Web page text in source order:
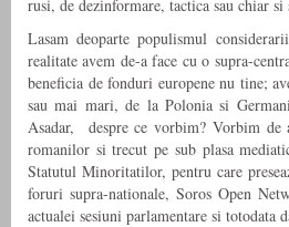
rusi, de dezinformare, tactica sau chiar
Lasam deoparte populismul
realitate avem de-a face cu o supra-
beneficia de fonduri europene nu tine;
sau mai mari, de la Polonia si
Asadar, despre ce vorbim? Vorbim
romanilor si trecut pe sub plasa
Statutul Minoritatilor, pentru care
foruri supra-nationale, Soros Open
actualei sesiuni parlamentare si totodata